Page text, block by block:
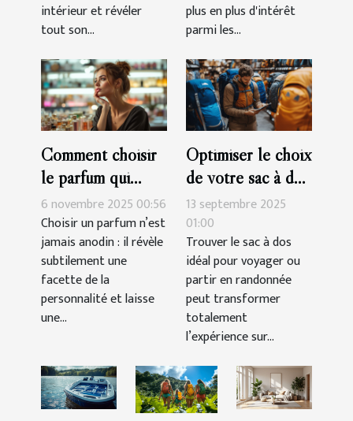
intérieur et révéler
tout son...
plus en plus d'intérêt
parmi les...
Comment choisir
le parfum qui
complète votre
personnalité?
6 novembre 2025 00:56
Choisir un parfum n’est
jamais anodin : il révèle
subtilement une
facette de la
personnalité et laisse
une...
Optimiser le choix
de votre sac à dos
pour voyages et
randonnées
13 septembre 2025
01:00
Trouver le sac à dos
idéal pour voyager ou
partir en randonnée
peut transformer
totalement
l’expérience sur...